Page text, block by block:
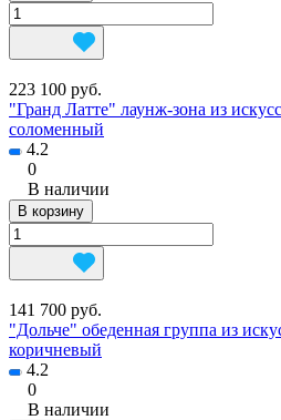
223 100 руб.
"Гранд Латте" лаунж-зона из
соломенный
4.2
0
В наличии
В корзину
141 700 руб.
"Дольче" обеденная группа из
коричневый
4.2
0
В наличии